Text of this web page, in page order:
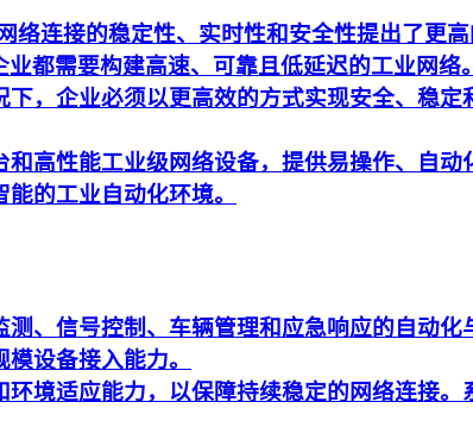
络连接的稳定性、实时性和安全性提出了更
都需要构建高速、可靠且低延迟的工业网
，企业必须以更高效的方式实现安全、稳
高性能工业级网络设备，提供易操作、自
的工业自动化环境。
、信号控制、车辆管理和应急响应的自动
设备接入能力。
境适应能力，以保障持续稳定的网络连接